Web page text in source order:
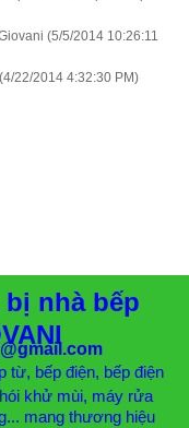
(5/5/2014 10:26:11
22/2014 4:32:30 PM)
nhà bếp
từ, bếp điện, bếp điện
khử mùi, máy rửa
mang thương hiệu